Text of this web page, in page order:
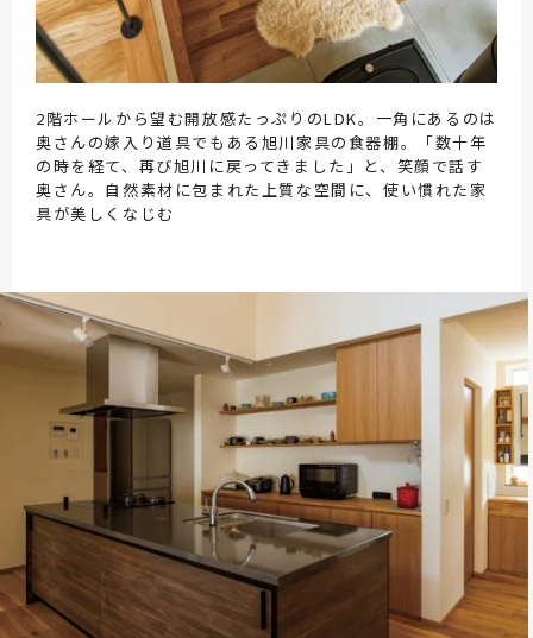
2階ホールから望む開放感たっぷりのLDK。一角にあるのは
奥さんの嫁入り道具でもある旭川家具の食器棚。「数十年
の時を経て、再び旭川に戻ってきました」と、笑顔で話す
奥さん。自然素材に包まれた上質な空間に、使い慣れた家
具が美しくなじむ